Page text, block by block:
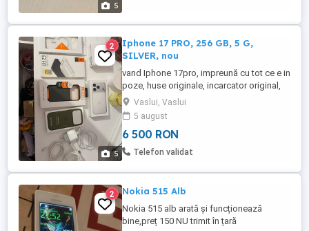
5
5
2
Iphone 17 PRO, 256 GB, 5 G,
SILVER, nou
vand Iphone 17pro, impreună cu tot ce e in
poze, huse originale, incarcator original,
căști sony. L-am desfăcut și l-am folosit 2-
3 zile. 6500 lei (sau schimb cu două
telefoane Iphone 14)
Vaslui, Vaslui
5 august
6 500 RON
Telefon validat
2 Nokia 515 Alb
Nokia 515 alb arată și funcționează
bine,preț 150 NU trimit în țară